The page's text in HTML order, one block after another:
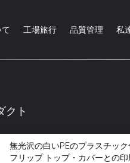
工場旅行 品質管理 私
クト
無光沢の白いPEのプラスチッ
フリップ トップ・カバーとの印